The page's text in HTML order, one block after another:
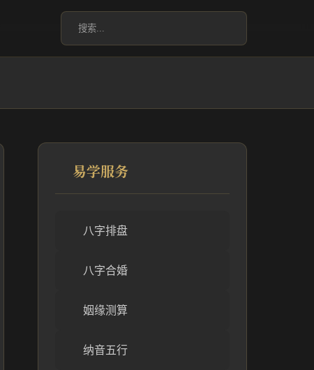
易学服务
八字排盘
八字合婚
姻缘测算
纳音五行